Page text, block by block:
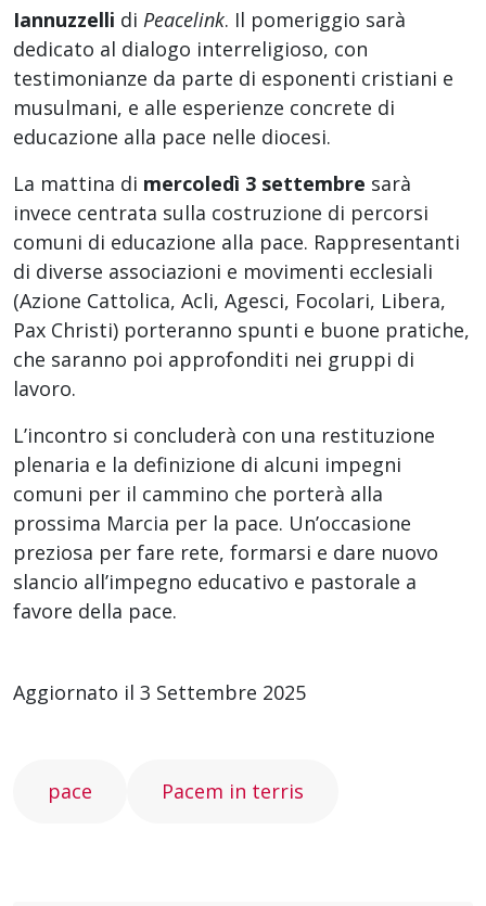
Iannuzzelli di Peacelink. Il pomeriggio sarà
dedicato al dialogo interreligioso, con
testimonianze da parte di esponenti cristiani e
musulmani, e alle esperienze concrete di
educazione alla pace nelle diocesi.
La mattina di mercoledì 3 settembre sarà
invece centrata sulla costruzione di percorsi
comuni di educazione alla pace. Rappresentanti
di diverse associazioni e movimenti ecclesiali
(Azione Cattolica, Acli, Agesci, Focolari, Libera,
Pax Christi) porteranno spunti e buone pratiche,
che saranno poi approfonditi nei gruppi di
lavoro.
L’incontro si concluderà con una restituzione
plenaria e la definizione di alcuni impegni
comuni per il cammino che porterà alla
prossima Marcia per la pace. Un’occasione
preziosa per fare rete, formarsi e dare nuovo
slancio all’impegno educativo e pastorale a
favore della pace.
Aggiornato il 3 Settembre 2025
pace Pacem in terris